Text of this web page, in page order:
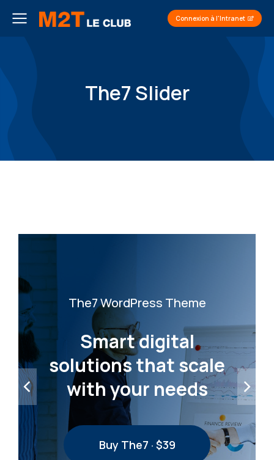
Connexion à l'Intranet
The7 Slider
The7 WordPress Theme
Smart digital
solutions that scale
with your needs
Buy The7 · $39